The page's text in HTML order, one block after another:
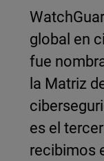
global en
fue
la Matriz
es el
recibimos